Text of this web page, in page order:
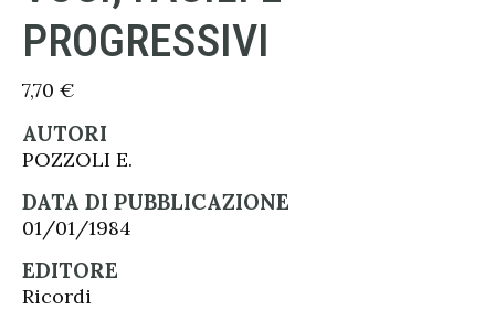
PROGRESSIVI
7,70 €
AUTORI
POZZOLI E.
DATA DI PUBBLICAZIONE
01/01/1984
EDITORE
Ricordi